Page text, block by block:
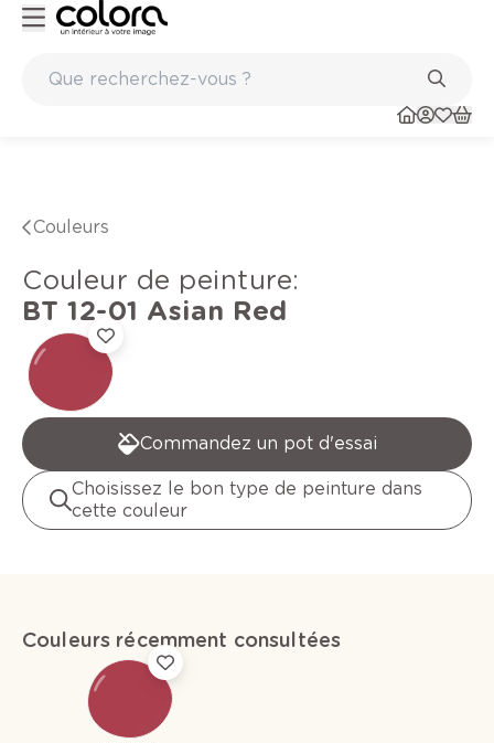
Couleurs
Couleur de peinture:
BT 12-01 Asian Red
Commandez un pot d'essai
Choisissez le bon type de peinture dans
cette couleur
Couleurs récemment consultées